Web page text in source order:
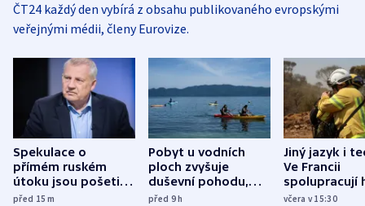
ČT24 každý den vybírá z obsahu publikovaného evropskými
veřejnými médii, členy Eurovize.
Spekulace o
přímém ruském
útoku jsou pošetilé,
míní estonský
před 15m
Pobyt u vodních
ploch zvyšuje
duševní pohodu,
ukázala
před 9h
Jiný jazyk i
Ve Francii
spolupracují
různých zemí
včera v 15:30